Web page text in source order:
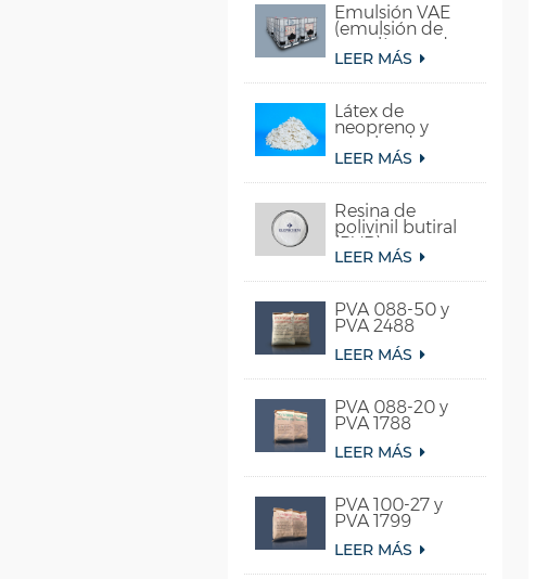
Emulsión VAE
(emulsión de
copolímero de
acetato de vinilo
y etileno)
LEER MÁS
Látex de
neopreno y
caucho de
cloropreno
LEER MÁS
Resina de
polivinil butiral
(PVB)
LEER MÁS
PVA 088-50 y
PVA 2488
LEER MÁS
PVA 088-20 y
PVA 1788
LEER MÁS
PVA 100-27 y
PVA 1799
LEER MÁS